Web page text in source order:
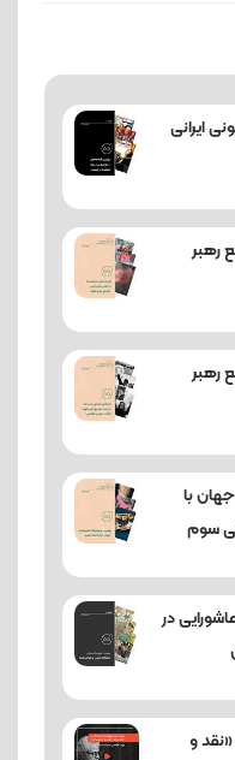
ایرانی
رهبر
رهبر
جهان با
سوم
در
و